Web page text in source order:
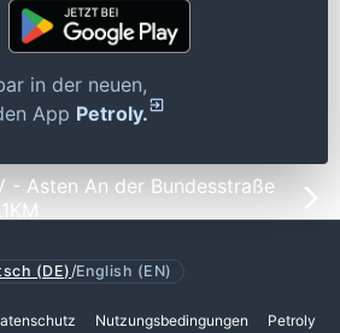
in der neuen,
App Petroly.
- Asten An der Bundesstraße
(DE)/English (EN)
Nutzungsbedingungen Petroly